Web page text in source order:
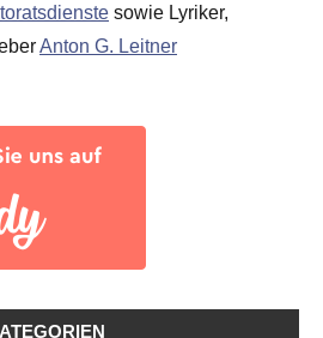
sowie Lyriker,
Anton G. Leitner